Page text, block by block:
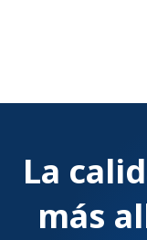
La
más